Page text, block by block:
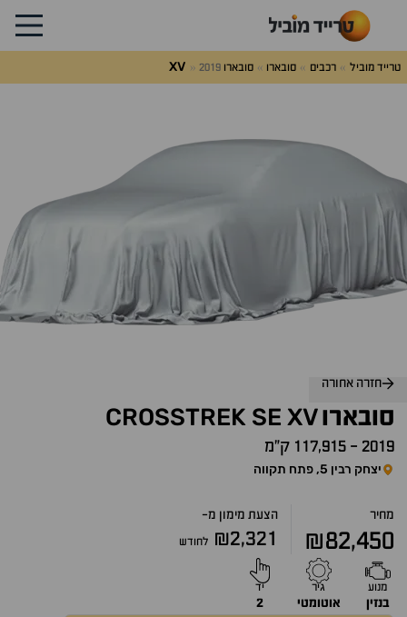
טרייד מוביל רכבים סובארו סובארו XV 2019
ותשובות
חזרה אחורה
סובארוXV
CROSSTREK SE
2019
- 117,915 ק״מ
יצחק רבין 5, פתח תקווה
מחיר
₪82,450
הצעת מימון מ-
₪2,321 לחודש
מנוע
בנזין
גיר
אוטומטי
יד
2